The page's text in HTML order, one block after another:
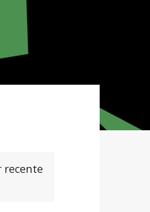
recente